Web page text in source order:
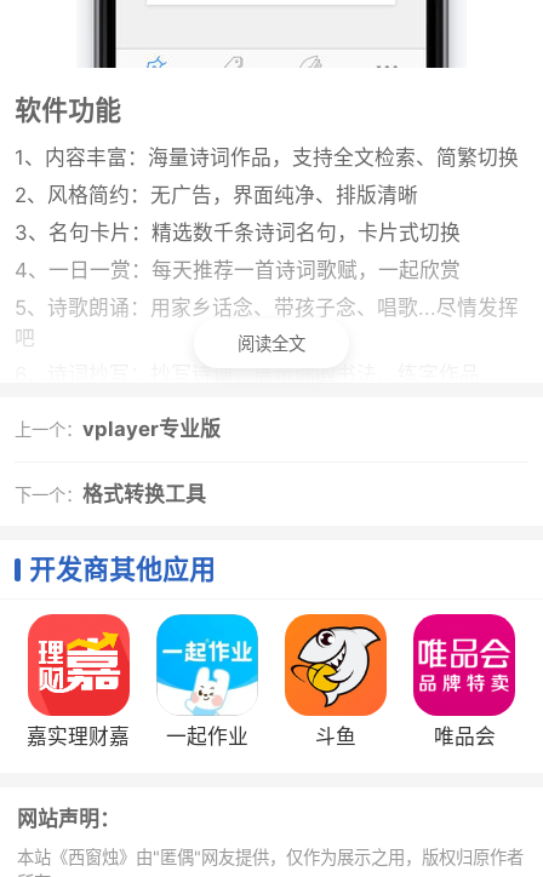
软件功能
1、内容丰富：海量诗词作品，支持全文检索、简繁切换
2、风格简约：无广告，界面纯净、排版清晰
3、名句卡片：精选数千条诗词名句，卡片式切换
4、一日一赏：每天推荐一首诗词歌赋，一起欣赏
5、诗歌朗诵：用家乡话念、带孩子念、唱歌...尽情发挥
吧
7、分类赏析：选集、主题、写景、节日、节气五大分类
应用特色
1、为用户私人定制，每日精选一首诗歌推送品鉴
字是否同音，自动从百万诗词库里匹配出诗词详情
3、涵盖唐诗三百首、宋词三百首、给孩子的古诗
词、唐诗排行榜、宋词排行榜
4、一花一叶一追逐，一生一世一双人，寻找温暖与
字、语音、笔记、原创、配图、绘画、视频、随笔
阅读全文
上一个： vplayer专业版
下一个： 格式转换工具
开发商其他应用
嘉实理财嘉 一起作业 斗鱼 唯品会
网站声明：
本站《西窗烛》由"匿偶"网友提供，仅作为展示之用，版权归原作者